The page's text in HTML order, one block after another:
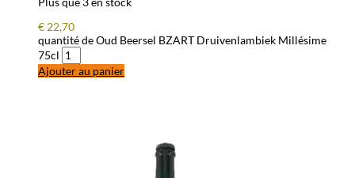
€ 22,70
quantité de Oud Beersel BZART Druivenlambiek Millésime
75cl
Ajouter au panier